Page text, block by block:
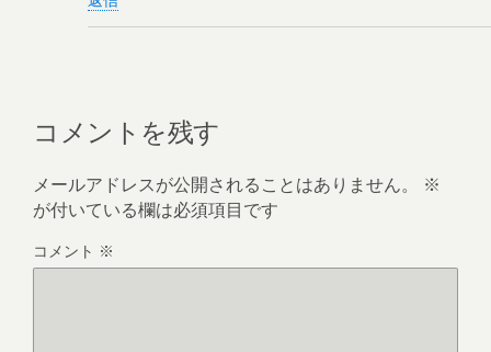
コメントを残す
メールアドレスが公開されることはありません。
※
が付いている欄は必須項目です
コメント ※